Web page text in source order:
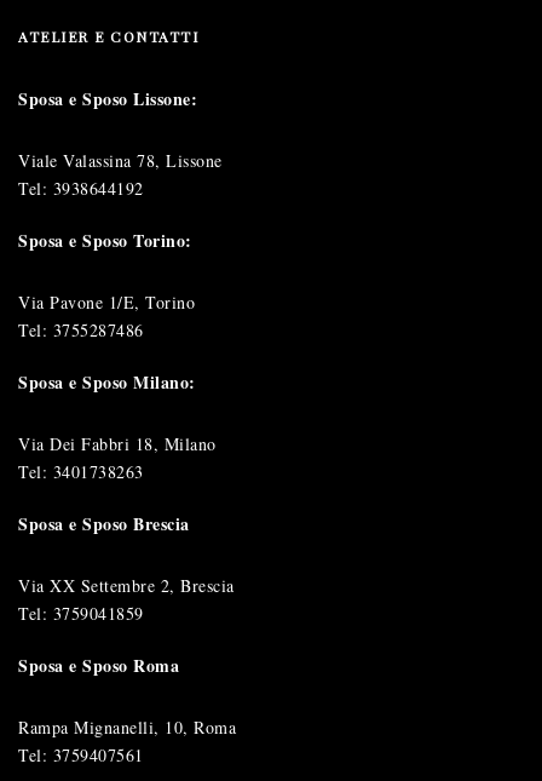
ATELIER E CONTATTI
Sposa e Sposo Lissone:
Viale Valassina 78, Lissone
Tel: 3938644192
Sposa e Sposo Torino:
Via Pavone 1/E, Torino
Tel: 3755287486
Sposa e Sposo Milano:
Via Dei Fabbri 18, Milano
Tel: 3401738263
Sposa e Sposo Brescia
Via XX Settembre 2, Brescia
Tel: 3759041859
Sposa e Sposo Roma
Rampa Mignanelli, 10, Roma
Tel: 3759407561